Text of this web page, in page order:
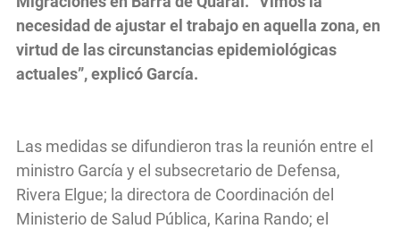
necesidad de ajustar el trabajo en aquella zona, en
virtud de las circunstancias epidemiológicas
actuales”, explicó García.
Las medidas se difundieron tras la reunión entre el
ministro García y el subsecretario de Defensa,
Rivera Elgue; la directora de Coordinación del
Ministerio de Salud Pública, Karina Rando; el